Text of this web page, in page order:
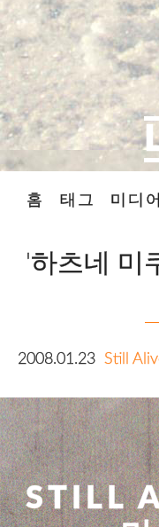
홈 태그 미디
'하츠네 미
2008.01.23 Still
STILL